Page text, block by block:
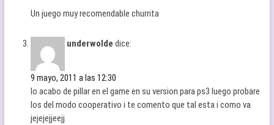
Un juego muy recomendable churrita
underwolde dice:
9 mayo, 2011 a las 12:30
lo acabo de pillar en el game en su version para ps3 luego probare
los del modo cooperativo i te comento que tal esta i como va
jejejejjeejj